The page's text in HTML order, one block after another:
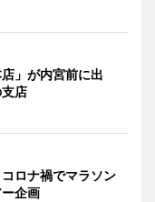
」が内宮前に出
店
ロナ禍でマラソン
企画